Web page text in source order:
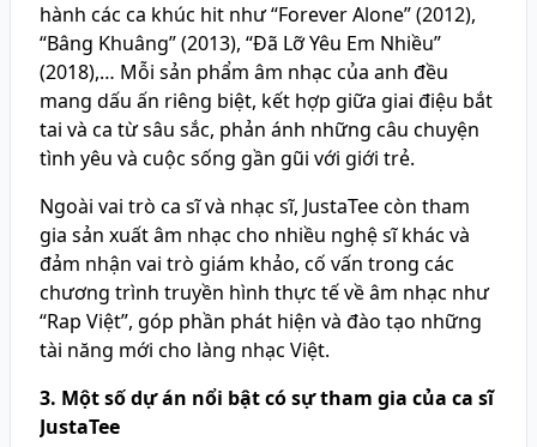
hành các ca khúc hit như “Forever Alone” (2012),
“Bâng Khuâng” (2013), “Đã Lỡ Yêu Em Nhiều”
(2018),… Mỗi sản phẩm âm nhạc của anh đều
mang dấu ấn riêng biệt, kết hợp giữa giai điệu bắt
tai và ca từ sâu sắc, phản ánh những câu chuyện
tình yêu và cuộc sống gần gũi với giới trẻ.
Ngoài vai trò ca sĩ và nhạc sĩ, JustaTee còn tham
gia sản xuất âm nhạc cho nhiều nghệ sĩ khác và
đảm nhận vai trò giám khảo, cố vấn trong các
chương trình truyền hình thực tế về âm nhạc như
“Rap Việt”, góp phần phát hiện và đào tạo những
tài năng mới cho làng nhạc Việt.
3. Một số dự án nổi bật có sự tham gia của ca sĩ
JustaTee